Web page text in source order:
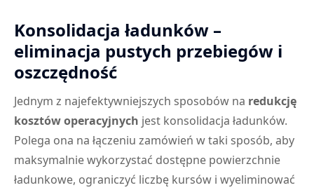
Konsolidacja ładunków –
eliminacja pustych przebiegów i
oszczędność
Jednym z najefektywniejszych sposobów na redukcję
kosztów operacyjnych jest konsolidacja ładunków.
Polega ona na łączeniu zamówień w taki sposób, aby
maksymalnie wykorzystać dostępne powierzchnie
ładunkowe, ograniczyć liczbę kursów i wyeliminować